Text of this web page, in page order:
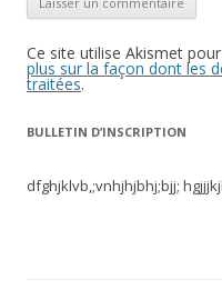
Ce site utilise Akismet
plus sur la façon dont les
traitées.
BULLETIN D’INSCRIPTION
dfghjklvb,;vnhjhjbhj;bjj;